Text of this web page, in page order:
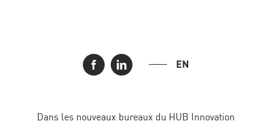
EN
Dans les nouveaux bureaux du HUB Innovation